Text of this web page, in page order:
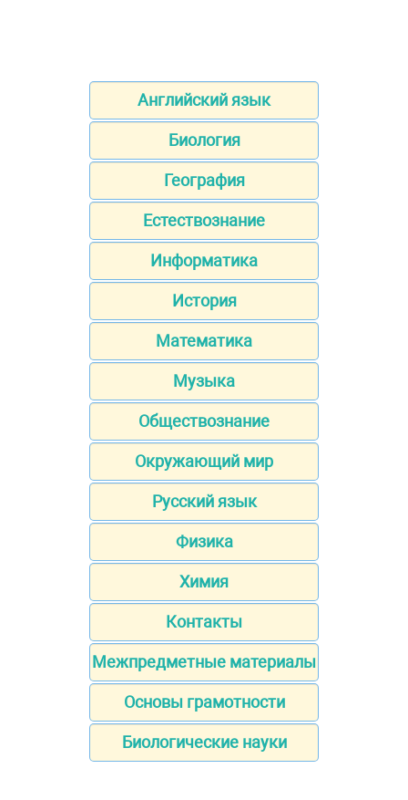
Английский язык
Биология
География
Естествознание
Информатика
История
Математика
Музыка
Обществознание
Окружающий мир
Русский язык
Физика
Химия
Контакты
Межпредметные материалы
Основы грамотности
Биологические науки